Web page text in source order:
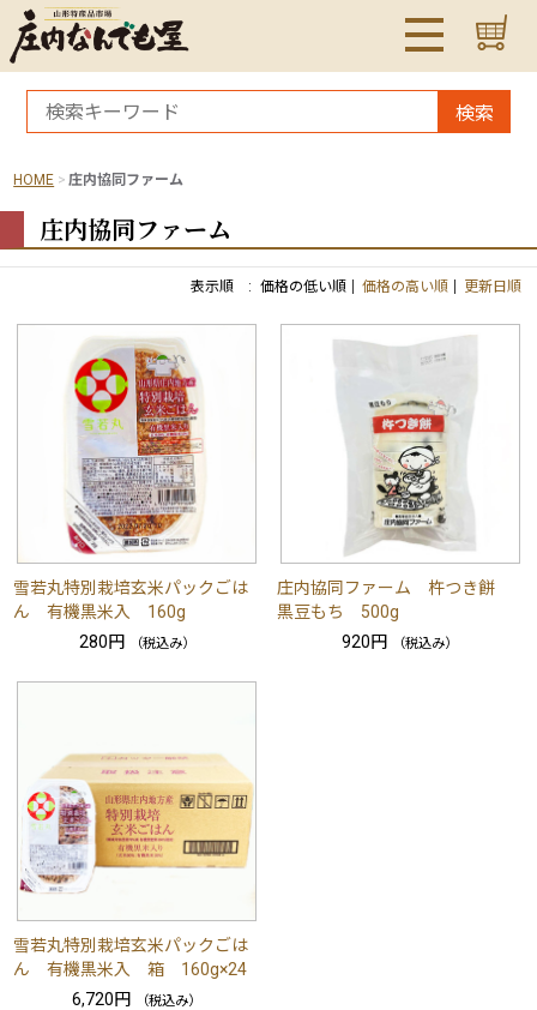
検索
HOME 庄内協同ファーム
庄内協同ファーム
表示順 : 価格の低い順 価格の高い順 更新日順
雪若丸特別栽培玄米パックごは
ん 有機黒米入 160g
280円
（税込み）
庄内協同ファーム 杵つき餅
黒豆もち 500g
920円
（税込み）
雪若丸特別栽培玄米パックごは
ん 有機黒米入 箱 160g×24
6,720円
（税込み）